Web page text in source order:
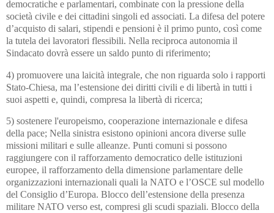
democratiche e parlamentari, combinate con la pressione della
società civile e dei cittadini singoli ed associati. La difesa del potere
d’acquisto di salari, stipendi e pensioni è il primo punto, così come
la tutela dei lavoratori flessibili. Nella reciproca autonomia il
Sindacato dovrà essere un saldo punto di riferimento;
4) promuovere una laicità integrale, che non riguarda solo i rapporti
Stato-Chiesa, ma l’estensione dei diritti civili e di libertà in tutti i
suoi aspetti e, quindi, compresa la libertà di ricerca;
5) sostenere l'europeismo, cooperazione internazionale e difesa
della pace; Nella sinistra esistono opinioni ancora diverse sulle
missioni militari e sulle alleanze. Punti comuni si possono
raggiungere con il rafforzamento democratico delle istituzioni
europee, il rafforzamento della dimensione parlamentare delle
organizzazioni internazionali quali la NATO e l’OSCE sul modello
del Consiglio d’Europa. Blocco dell’estensione della presenza
militare NATO verso est, compresi gli scudi spaziali. Blocco della